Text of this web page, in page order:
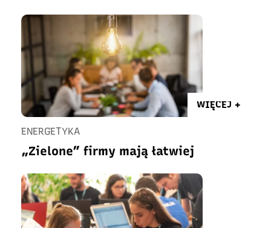
WIĘCEJ +
ENERGETYKA
„Zielone” firmy mają łatwiej